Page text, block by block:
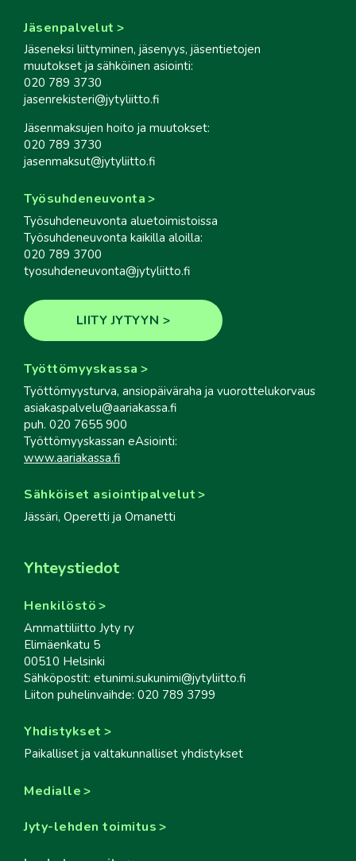
Jäsenpalvelut
Jäseneksi liittyminen, jäsenyys, jäsentietojen
muutokset ja sähköinen asiointi:
020 789 3730
jasenrekisteri@jytyliitto.fi
Jäsenmaksujen hoito ja muutokset:
020 789 3730
jasenmaksut@jytyliitto.fi
Työsuhdeneuvonta
Työsuhdeneuvonta aluetoimistoissa
Työsuhdeneuvonta kaikilla aloilla:
020 789 3700
tyosuhdeneuvonta@jytyliitto.fi
LIITY JYTYYN
Työttömyyskassa
Työttömyysturva, ansiopäiväraha ja vuorottelukorvaus
asiakaspalvelu@aariakassa.fi
puh. 020 7655 900
Työttömyyskassan eAsiointi:
www.aariakassa.fi
Sähköiset asiointipalvelut
Jässäri, Operetti ja Omanetti
Yhteystiedot
Henkilöstö
Ammattiliitto Jyty ry
Elimäenkatu 5
00510 Helsinki
Sähköpostit: etunimi.sukunimi@jytyliitto.fi
Liiton puhelinvaihde: 020 789 3799
Yhdistykset
Paikalliset ja valtakunnalliset yhdistykset
Medialle
Jyty-lehden toimitus